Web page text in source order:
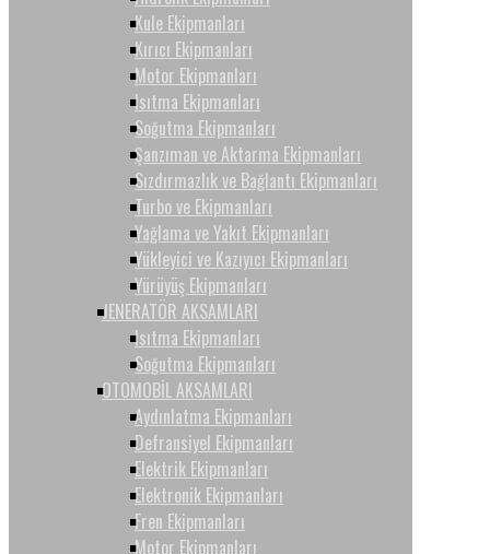
Kule Ekipmanları
Kırıcı Ekipmanları
Motor Ekipmanları
Isıtma Ekipmanları
Soğutma Ekipmanları
Şanzıman ve Aktarma Ekipmanları
Sızdırmazlık ve Bağlantı Ekipmanları
Turbo ve Ekipmanları
Yağlama ve Yakıt Ekipmanları
Yükleyici ve Kazıyıcı Ekipmanları
Yürüyüş Ekipmanları
JENERATÖR AKSAMLARI
Isıtma Ekipmanları
Soğutma Ekipmanları
OTOMOBİL AKSAMLARI
Aydınlatma Ekipmanları
Defransiyel Ekipmanları
Elektrik Ekipmanları
Elektronik Ekipmanları
Fren Ekipmanları
Motor Ekipmanları